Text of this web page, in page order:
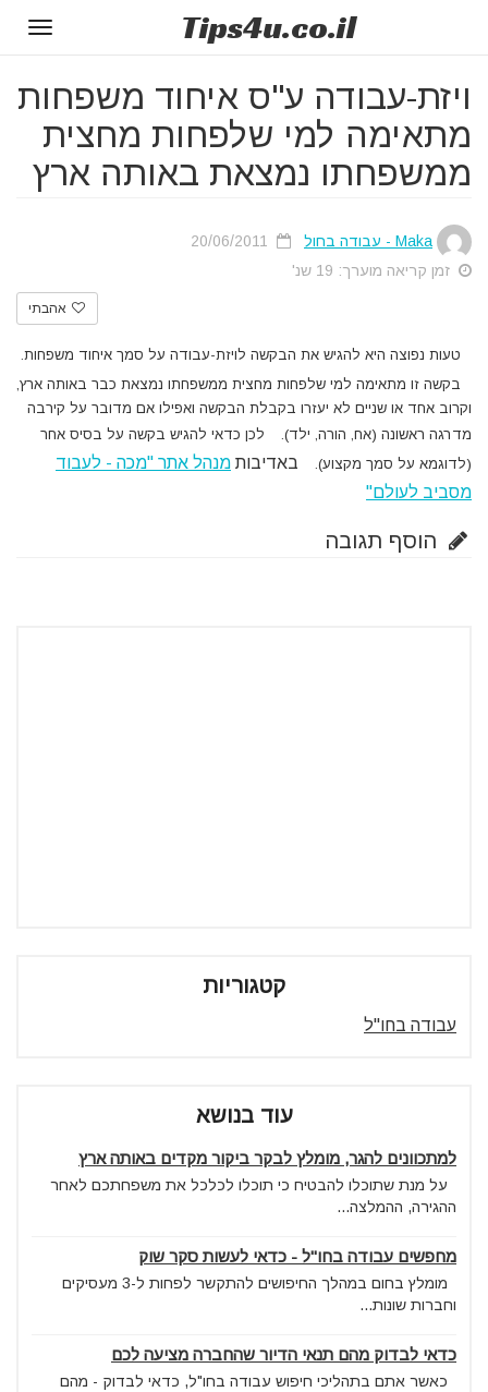
Tips4u.co.il
ויזת-עבודה ע"ס איחוד משפחות
מתאימה למי שלפחות מחצית
ממשפחתו נמצאת באותה ארץ
Maka - עבודה בחול
זמן קריאה מוערך: 19 שנ'
אהבתי
טעות נפוצה היא להגיש את הבקשה לויזת-עבודה על סמך איחוד משפחות.
בקשה זו מתאימה למי שלפחות מחצית ממשפחתו נמצאת כבר באותה ארץ,
וקרוב אחד או שניים לא יעזרו בקבלת הבקשה ואפילו אם מדובר על קירבה
מדרגה ראשונה (אח, הורה, ילד).
לכן כדאי להגיש בקשה על בסיס אחר
(לדוגמא על סמך מקצוע).
באדיבות מנהל אתר "מכה - לעבוד
מסביב לעולם"
הוסף תגובה
קטגוריות
עבודה בחו"ל
עוד בנושא
למתכוונים להגר, מומלץ לבקר ביקור מקדים באותה ארץ
על מנת שתוכלו להבטיח כי תוכלו לכלכל את משפחתכם לאחר
ההגירה, ההמלצה...
מחפשים עבודה בחו"ל - כדאי לעשות סקר שוק
מומלץ בחום במהלך החיפושים להתקשר לפחות ל-3 מעסיקים
וחברות שונות...
כדאי לבדוק מהם תנאי הדיור שהחברה מציעה לכם
כאשר אתם בתהליכי חיפוש עבודה בחו"ל, כדאי לבדוק - מהם